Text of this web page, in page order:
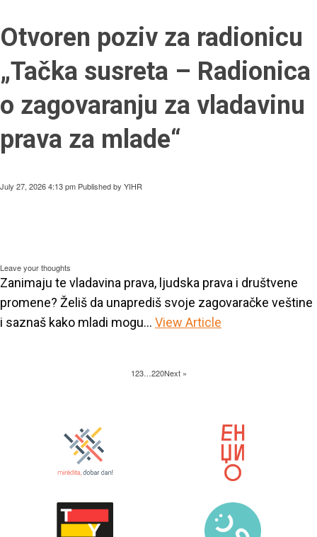
Otvoren poziv za radionicu
„Tačka susreta – Radionica
o zagovaranju za vladavinu
prava za mlade“
July 27, 2026 4:13 pm Published by YIHR
Leave your thoughts
Zanimaju te vladavina prava, ljudska prava i društvene
promene? Želiš da unaprediš svoje zagovaračke veštine
i saznaš kako mladi mogu... View Article
123… 220Next »